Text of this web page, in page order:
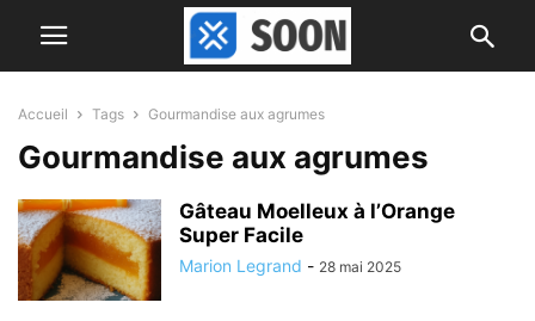
Accueil Tags Gourmandise aux agrumes
Gourmandise aux agrumes
Gâteau Moelleux à l’Orange
Super Facile
Marion Legrand - 28 mai 2025